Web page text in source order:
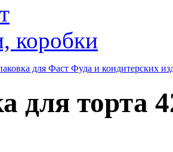
коробки
для Фаст Фуда и кондитерских
для торта